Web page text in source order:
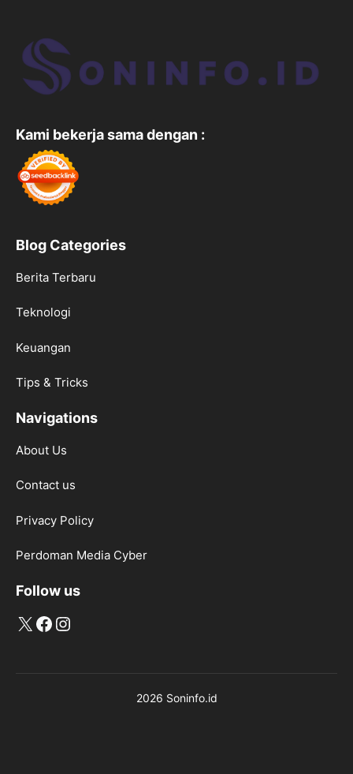
Kami bekerja sama dengan :
Blog Categories
Berita Terbaru
Teknologi
Keuangan
Tips & Tricks
Navigations
About Us
Contact us
Privacy Policy
Perdoman Media Cyber
Follow us
X Facebook
Instagram
2026 Soninfo.id